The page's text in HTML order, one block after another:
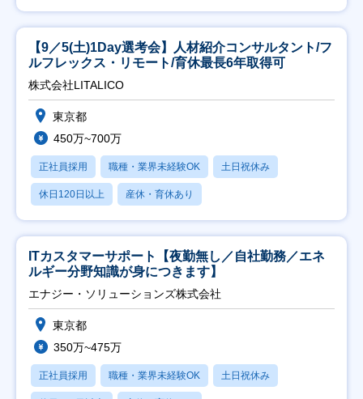
【9／5(土)1Day選考会】人材紹介コンサルタント/フ
ルフレックス・リモート/育休最長6年取得可
株式会社LITALICO
東京都
450万~700万
正社員採用 職種・業界未経験OK 土日祝休み
休日120日以上 産休・育休あり
ITカスタマーサポート【夜勤無し／自社勤務／エネ
ルギー分野知識が身につきます】
エナジー・ソリューションズ株式会社
東京都
350万~475万
正社員採用 職種・業界未経験OK 土日祝休み